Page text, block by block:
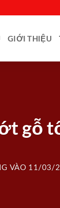
GIỚI THIỆU
gỗ
VÀO 11/03/